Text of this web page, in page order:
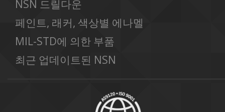
NSN 드릴다운
페인트, 래커, 색상별 에나멜
MIL-STD에 의한 부품
최근 업데이트된 NSN